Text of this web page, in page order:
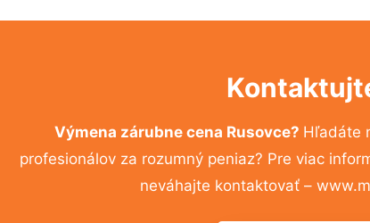
Výmena zárubne cena Rusovce? Hľadáte
profesionálov za rozumný peniaz? Pre viac
neváhajte kontaktovať –